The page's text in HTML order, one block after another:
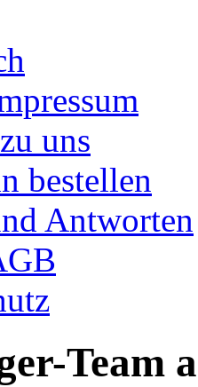
uns
bestellen
Antworten
Team